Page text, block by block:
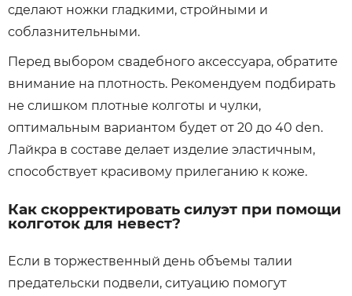
сделают ножки гладкими, стройными и
соблазнительными.
Перед выбором свадебного аксессуара, обратите
внимание на плотность. Рекомендуем подбирать
не слишком плотные колготы и чулки,
оптимальным вариантом будет от 20 до 40 den.
Лайкра в составе делает изделие эластичным,
способствует красивому прилеганию к коже.
Как скорректировать силуэт при помощи
колготок для невест?
Если в торжественный день объемы талии
предательски подвели, ситуацию помогут